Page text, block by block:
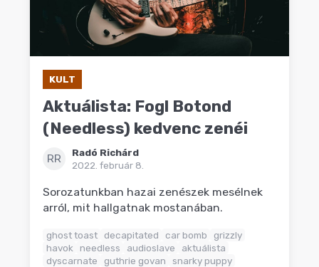
BLOG
KULT
Aktuálista: Fogl Botond
(Needless) kedvenc zenéi
RR
Radó Richárd
2022. február 8.
Sorozatunkban hazai zenészek mesélnek
arról, mit hallgatnak mostanában.
ghost toast decapitated car bomb
grizzly
havok
needless audioslave
aktuálista
dyscarnate
guthrie govan snarky puppy